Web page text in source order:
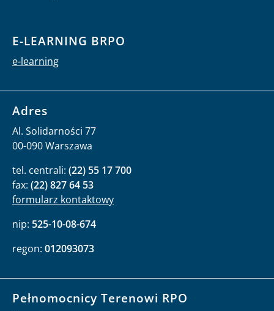
E-LEARNING BRPO
e-learning
Adres
Al. Solidarności 77
00-090 Warszawa
tel. centrali: (22) 55 17 700
fax: (22) 827 64 53
formularz kontaktowy
nip: 525-10-08-674
regon: 012093073
Pełnomocnicy Terenowi RPO